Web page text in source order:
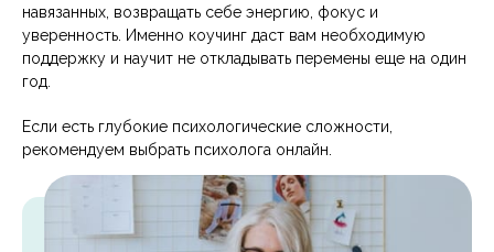
навязанных, возвращать себе энергию, фокус и
уверенность. Именно коучинг даст вам необходимую
поддержку и научит не откладывать перемены еще на один
год.
Если есть глубокие психологические сложности,
рекомендуем выбрать психолога онлайн.